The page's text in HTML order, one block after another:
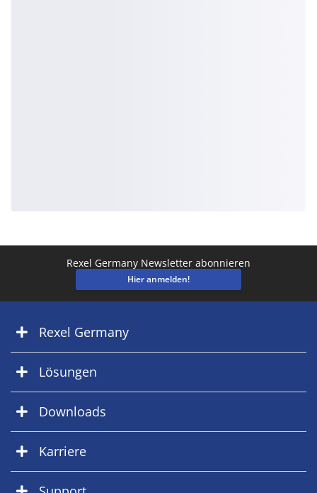
Rexel Germany Newsletter abonnieren
Hier anmelden!
Rexel Germany
Lösungen
Downloads
Karriere